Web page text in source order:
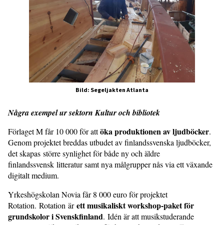
Bild: Segeljakten Atlanta
Några exempel ur sektorn Kultur och bibliotek
Förlaget M får 10 000 för attöka produktionen av ljudböcker.
Genom projektet breddas utbudet av finlandssvenska ljudböcker,
det skapas större synlighet för både ny och äldre
finlandssvensk litteratur samt nya målgrupper nås via ett växande
digitalt medium.
Yrkeshögskolan Novia får 8 000 euro för projektet
Rotation. Rotation ärett musikaliskt workshop-paket för
grundskolor i Svenskfinland. Idén är att musikstuderande